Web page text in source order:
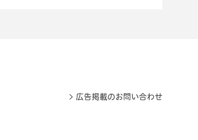
広告掲載のお問い合わせ